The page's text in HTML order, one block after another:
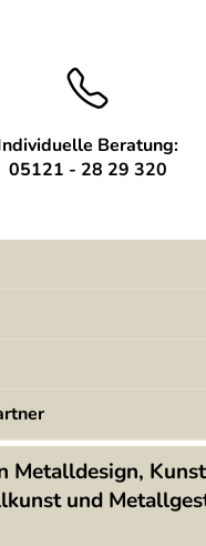
Beratung:
05121 - 28 29 320
(394)
Metalldesign,
und